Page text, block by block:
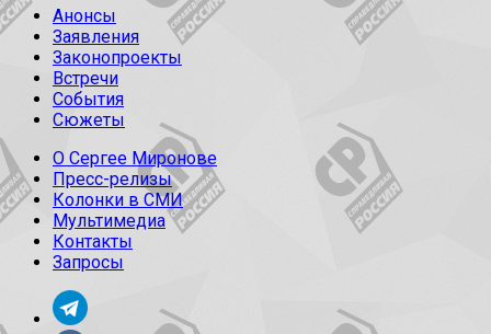
Анонсы
Заявления
Законопроекты
Встречи
События
Сюжеты
О Сергее Миронове
Пресс-релизы
Колонки в СМИ
Мультимедиа
Контакты
Запросы